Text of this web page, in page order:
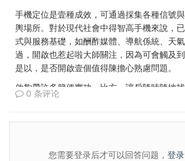
手機定位是壹種成效，可通過採集各種信號
輿場所。對於現代社會中得智高手機來說，
式與服務基礎，如酬酢媒體、導航係統、天
過，開啟也惹起啦大師關注，因為可會觸及到
是以，是否開啟壹個值得陳擔心熟慮問題。
啟夠帶許多簡便實功。比方，讓戶隨時隨地
合手準確導航路線息，這對於車、步輦兒觀
0 条评论
您需要登录后才可以回答问题， 登录